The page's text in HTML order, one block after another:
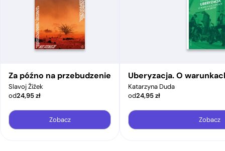
Za późno na przebudzenie
Slavoj Žižek
od24,95zł
Zobacz
Uberyzacja. O
Katarzyna Duda
od24,95zł
Zobacz